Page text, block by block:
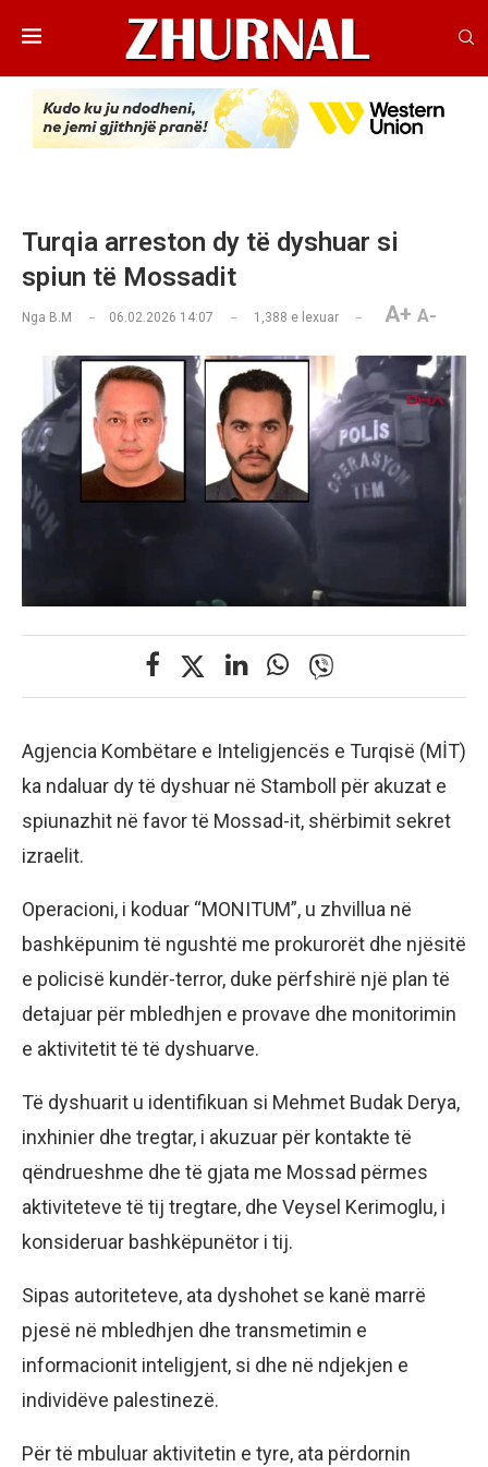
Turqia arreston dy të dyshuar si
spiun të Mossadit
Nga B.M 06.02.2026 14:07 1,388 e lexuar A+ A-
Agjencia Kombëtare e Inteligjencës e Turqisë (MİT)
ka ndaluar dy të dyshuar në Stamboll për akuzat e
spiunazhit në favor të Mossad-it, shërbimit sekret
izraelit.
Operacioni, i koduar “MONITUM”, u zhvillua në
bashkëpunim të ngushtë me prokurorët dhe njësitë
e policisë kundër-terror, duke përfshirë një plan të
detajuar për mbledhjen e provave dhe monitorimin
e aktivitetit të të dyshuarve.
Të dyshuarit u identifikuan si Mehmet Budak Derya,
inxhinier dhe tregtar, i akuzuar për kontakte të
qëndrueshme dhe të gjata me Mossad përmes
aktiviteteve të tij tregtare, dhe Veysel Kerimoglu, i
konsideruar bashkëpunëtor i tij.
Sipas autoriteteve, ata dyshohet se kanë marrë
pjesë në mbledhjen dhe transmetimin e
informacionit inteligjent, si dhe në ndjekjen e
individëve palestinezë.
Për të mbuluar aktivitetin e tyre, ata përdornin